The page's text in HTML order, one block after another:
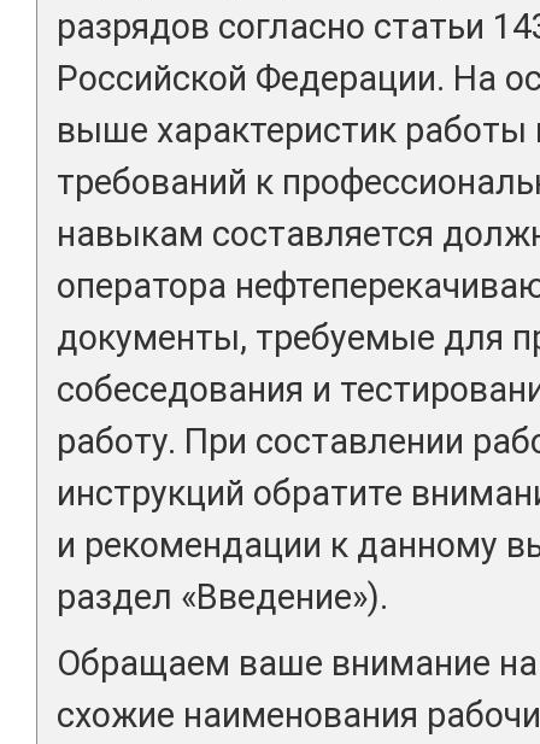
разрядов согласно статьи
Российской Федерации. На
выше характеристик
требований к
навыкам составляется
оператора
документы, требуемые для
собеседования и
работу. При составлении
инструкций обратите
и рекомендации к данному
раздел «Введение»).
Обращаем ваше внимание на
схожие наименования